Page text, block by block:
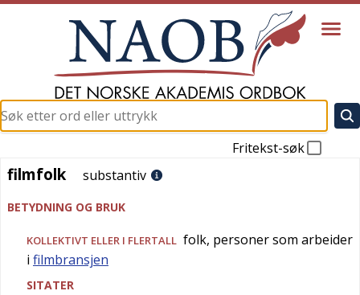
Fritekst-søk
filmfolk
filmfolk substantiv
BETYDNING OG BRUK
KOLLEKTIVT ELLER I FLERTALL folk, personer som arbeider
i filmbransjen
SITATER